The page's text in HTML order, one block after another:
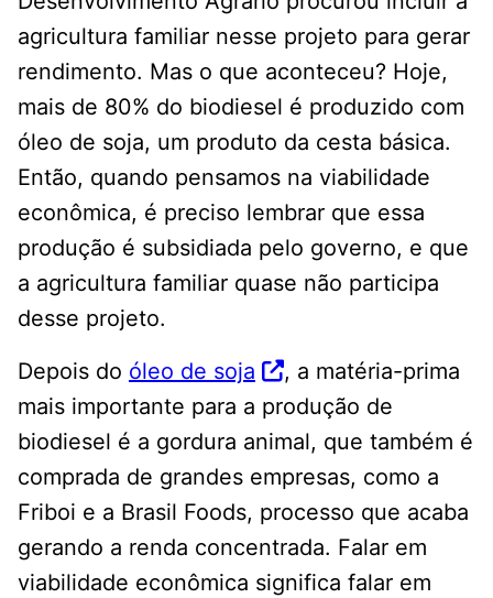
agricultura familiar nesse projeto para gerar
rendimento. Mas o que aconteceu? Hoje,
mais de 80% do biodiesel é produzido com
óleo de soja, um produto da cesta básica.
Então, quando pensamos na viabilidade
econômica, é preciso lembrar que essa
produção é subsidiada pelo governo, e que
a agricultura familiar quase não participa
desse projeto.
Depois do óleo de soja
, a matéria-prima
mais importante para a produção de
biodiesel é a gordura animal, que também é
comprada de grandes empresas, como a
Friboi e a Brasil Foods, processo que acaba
gerando a renda concentrada. Falar em
viabilidade econômica significa falar em